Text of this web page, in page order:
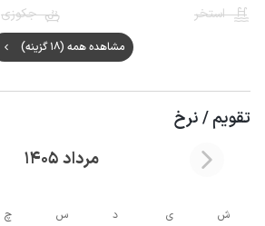
استخر
جکوزی
مشاهده همه (18 گزینه)
تقویم / نرخ
مرداد 1405
ش ی د س چ